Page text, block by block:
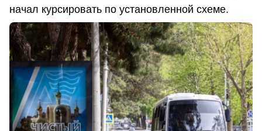
начал курсировать по установленной схеме.